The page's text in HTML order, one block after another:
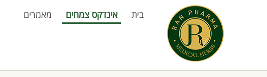
בית אינדקס צמחים מאמרים